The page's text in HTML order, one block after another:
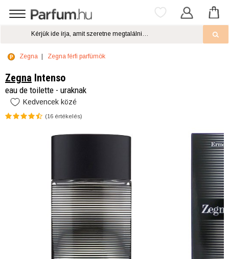
Zegna Zegna férfi parfümök
Zegna Intenso
eau de toilette - uraknak
Kedvencek közé
(16 értékelés)